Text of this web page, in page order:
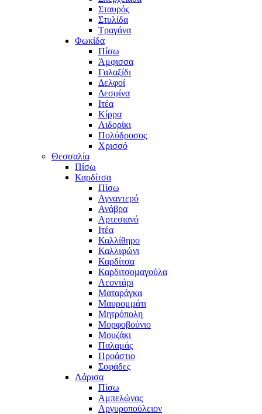
Σταυρός
Στυλίδα
Τραγάνα
Φωκίδα
Πίσω
Άμφισσα
Γαλαξίδι
Δελφοί
Δεσφίνα
Ιτέα
Κίρρα
Λιδορίκι
Πολύδροσος
Χρισσό
Θεσσαλία
Πίσω
Καρδίτσα
Πίσω
Αγναντερό
Ανάβρα
Αρτεσιανό
Ιτέα
Καλλίθηρο
Καλλιφώνι
Καρδίτσα
Καρδιτσομαγούλα
Λεοντάρι
Ματαράγκα
Μαυρομμάτι
Μητρόπολη
Μορφοβούνιο
Μουζάκι
Παλαμάς
Προάστιο
Σοφάδες
Λάρισα
Πίσω
Αμπελώνας
Αργυροπούλειον